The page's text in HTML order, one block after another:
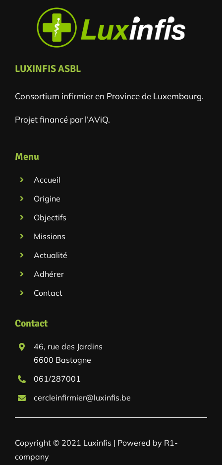
LUXINFIS ASBL
Consortium infirmier en Province de Luxembourg.
Projet financé par l’AViQ.
Menu
Accueil
Origine
Objectifs
Missions
Actualité
Adhérer
Contact
Contact
46, rue des Jardins
6600 Bastogne
061/287001
cercleinfirmier@luxinfis.be
Copyright © 2021 Luxinfis | Powered by R1-
company